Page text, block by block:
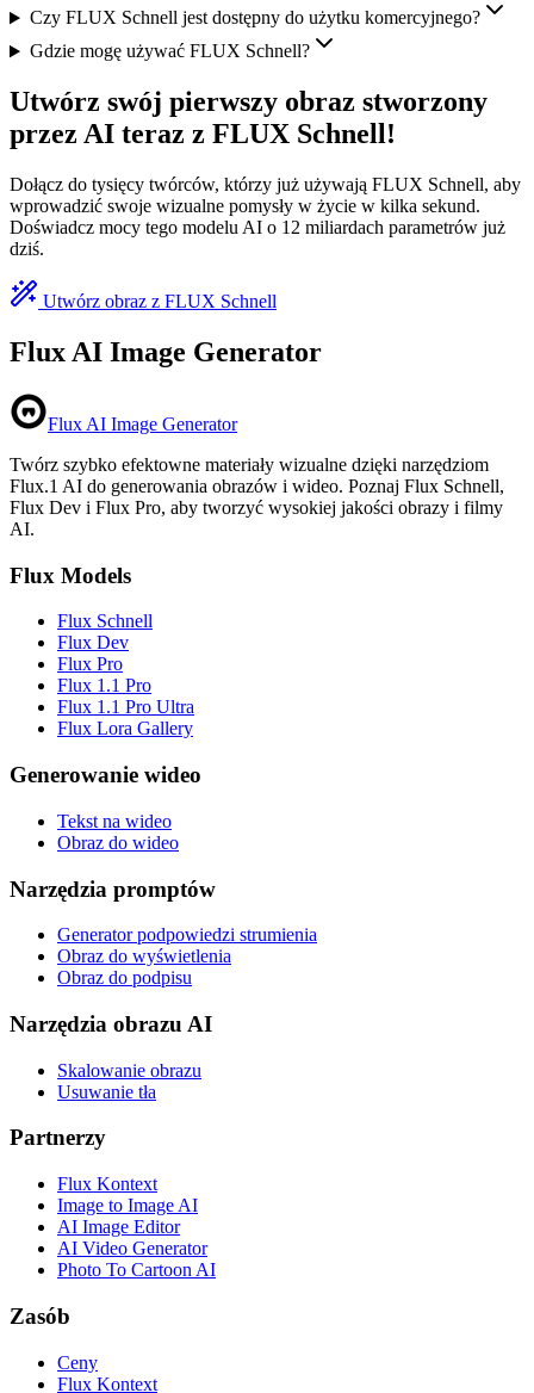
Czy FLUX Schnell jest dostępny do użytku komercyjnego?
Gdzie mogę używać FLUX Schnell?
Utwórz swój pierwszy obraz stworzony
przez AI teraz z FLUX Schnell!
Dołącz do tysięcy twórców, którzy już używają FLUX Schnell, aby
wprowadzić swoje wizualne pomysły w życie w kilka sekund.
Doświadcz mocy tego modelu AI o 12 miliardach parametrów już
dziś.
Utwórz obraz z FLUX Schnell
Flux AI Image Generator
Flux AI Image Generator
Twórz szybko efektowne materiały wizualne dzięki narzędziom
Flux.1 AI do generowania obrazów i wideo. Poznaj Flux Schnell,
Flux Dev i Flux Pro, aby tworzyć wysokiej jakości obrazy i filmy
AI.
Flux Models
Flux Schnell
Flux Dev
Flux Pro
Flux 1.1 Pro
Flux 1.1 Pro Ultra
Flux Lora Gallery
Generowanie wideo
Tekst na wideo
Obraz do wideo
Narzędzia promptów
Generator podpowiedzi strumienia
Obraz do wyświetlenia
Obraz do podpisu
Narzędzia obrazu AI
Skalowanie obrazu
Usuwanie tła
Partnerzy
Flux Kontext
Image to Image AI
AI Image Editor
AI Video Generator
Photo To Cartoon AI
Zasób
Ceny
Flux Kontext